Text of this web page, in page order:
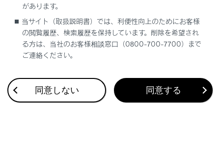
車両への荷物の積み込み
プラグインハイブリッドシステムの充電装備
ドアのロック／ロック解除
このページは役に立ちましたか？
があります。
当サイト（取扱説明書）では、利便性向上のためにお客様
の閲覧履歴、検索履歴を保持しています。削除を希望され
る方は、当社のお客様相談窓口（0800-700-7700）まで
ご連絡ください。
同意しない 同意する